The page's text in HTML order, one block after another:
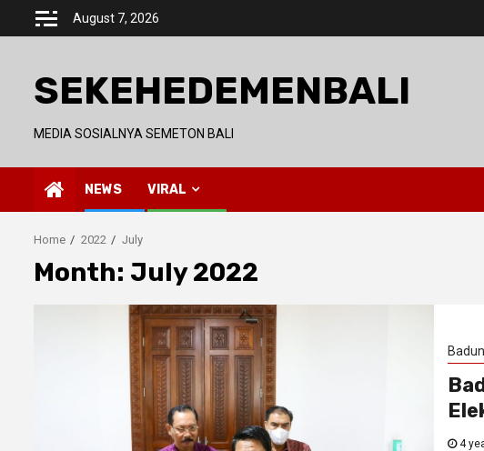
August 7, 2026
SEKEHEDEMENBALI
MEDIA SOSIALNYA SEMETON BALI
NEWS VIRAL
Home 2022 July
Month: July 2022
4